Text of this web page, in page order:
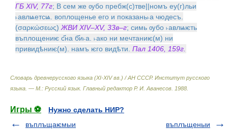
ГБ XIV, 77г; В сем же ѹбо пребж(с)тве||номъ еу(г)льи
˫авлѩетсѩ. воплощенье его и показань˫а чюдесъ.
(σαρκώσεως) ЖВИ XIV–XV, 33в–г; симь ѹбо ˫авлѩѥть
въплощениѥ с҃на б҃и˫а. ˫ако ни мечтаниѥ(м) ни
привидѣниѥ(м). намъ ѥго видѣти. Пал 1406, 159г.
Словарь древнерусского языка (XI-XIV вв.) / АН СССР. Институт русского
языка. — М.: Русский язык. Главный редактор Р. И. Аванесов 1988
Игры ⚽
Нужно сделать НИР?
въплъщаѥмыи
въплъщеныи